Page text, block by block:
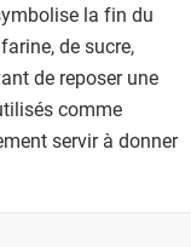
la fin du
de sucre,
de reposer une
comme
servir à donner